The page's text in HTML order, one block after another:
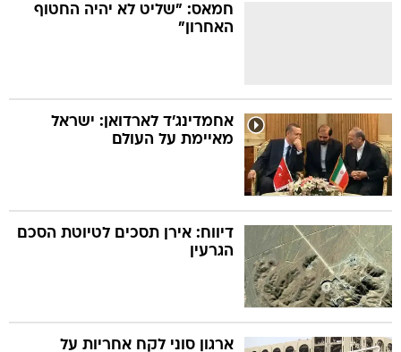
חמאס: "שליט לא יהיה החטוף
האחרון"
אחמדינג'ד לארדואן: ישראל
מאיימת על העולם
דיווח: אירן תסכים לטיוטת הסכם
הגרעין
ארגון סוני לקח אחריות על